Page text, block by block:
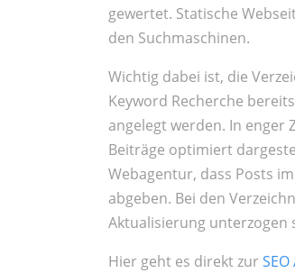
gewertet. Statische
den Suchmaschinen.
Wichtig dabei ist, die
Keyword Recherche
angelegt werden. In enger
Beiträge optimiert
Webagentur, dass Posts
abgeben. Bei den
Aktualisierung unterzogen
Hier geht es direkt zur